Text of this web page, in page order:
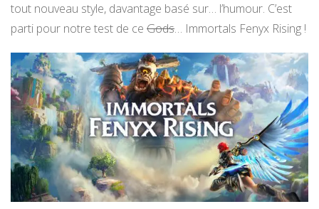
tout nouveau style, davantage basé sur… l’humour. C’est
parti pour notre test de ce Gods… Immortals Fenyx Rising !